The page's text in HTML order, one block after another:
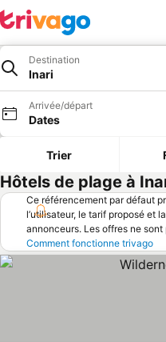
Destination
Inari
Arrivée/départ
Dates
Trier
Hôtels de plage à
Ce référencement par défaut
l’utilisateur, le tarif proposé et
annonceurs. Les offres ne
Comment fonctionne trivago